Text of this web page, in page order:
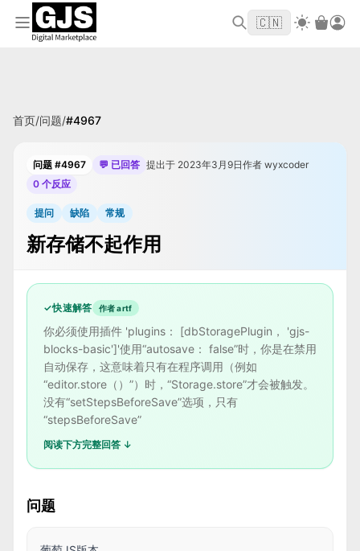
欢迎来到 GJS.MARKET！使用优惠码 WELCOME2026
首单立
🇨🇳
首页/问题/#4967
问题 #4967 💬 已回答 提出于 2023年3月9日作者 wyxcoder
0 个反应
提问 缺陷 常规
新存储不起作用
✓快速解答 作者 artf
你必须使用插件 'plugins： [dbStoragePlugin， 'gjs-
blocks-basic']'使用“autosave： false”时，你是在禁用
自动保存，这意味着只有在程序调用（例如
“editor.store（）”）时，“Storage.store”才会被触发。
没有“setStepsBeforeSave”选项，只有
“stepsBeforeSave”
阅读下方完整回答 ↓
问题